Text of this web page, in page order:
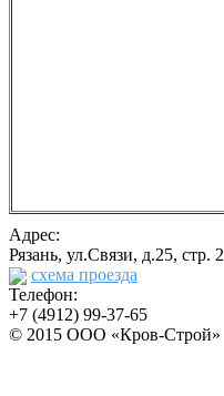
Адрес:
Рязань, ул.Связи, д.25, стр. 2
схема проезда
Телефон:
+7 (4912) 99-37-65
© 2015 ООО «Кров-Строй»